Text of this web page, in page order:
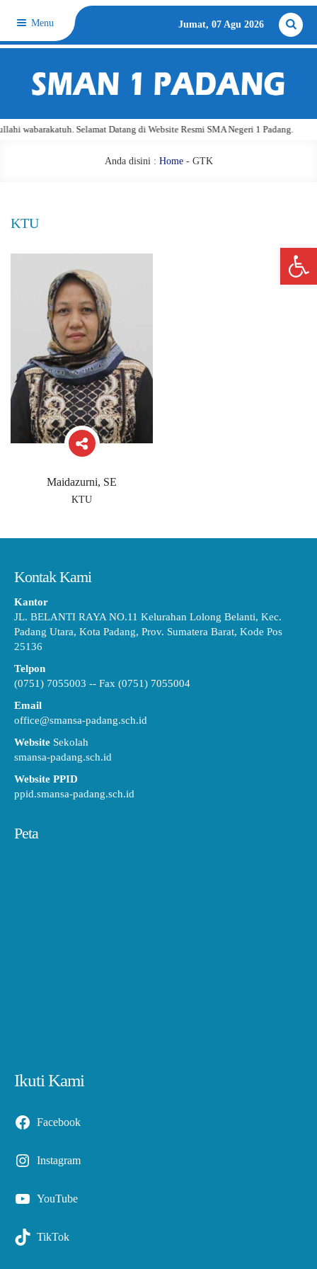
Menu Jumat, 07 Agu 2026
wabarakatuh. Selamat Datang di Website Resmi SMA Negeri 1 Padang.
Anda disini : Home- GTK
KTU
Maidazurni, SE
KTU
Kontak Kami
Kantor
JL. BELANTI RAYA NO.11 Kelurahan Lolong Belanti, Kec.
Padang Utara, Kota Padang, Prov. Sumatera Barat, Kode Pos
25136
Telpon
(0751) 7055003 -- Fax (0751) 7055004
Email
office@smansa-padang.sch.id
Website Sekolah
smansa-padang.sch.id
Website PPID
ppid.smansa-padang.sch.id
Peta
Ikuti Kami
Facebook
Instagram
YouTube
TikTok